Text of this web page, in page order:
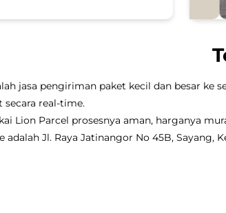
jasa pengiriman paket kecil dan besar
secara real-time.
Lion Parcel prosesnya aman, harganya
adalah Jl. Raya Jatinangor No 45B, Sayang,